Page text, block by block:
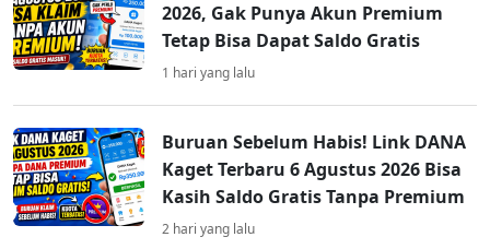
2026, Gak Punya Akun Premium
Tetap Bisa Dapat Saldo Gratis
1 hari yang lalu
Buruan Sebelum Habis! Link DANA
Kaget Terbaru 6 Agustus 2026 Bisa
Kasih Saldo Gratis Tanpa Premium
2 hari yang lalu